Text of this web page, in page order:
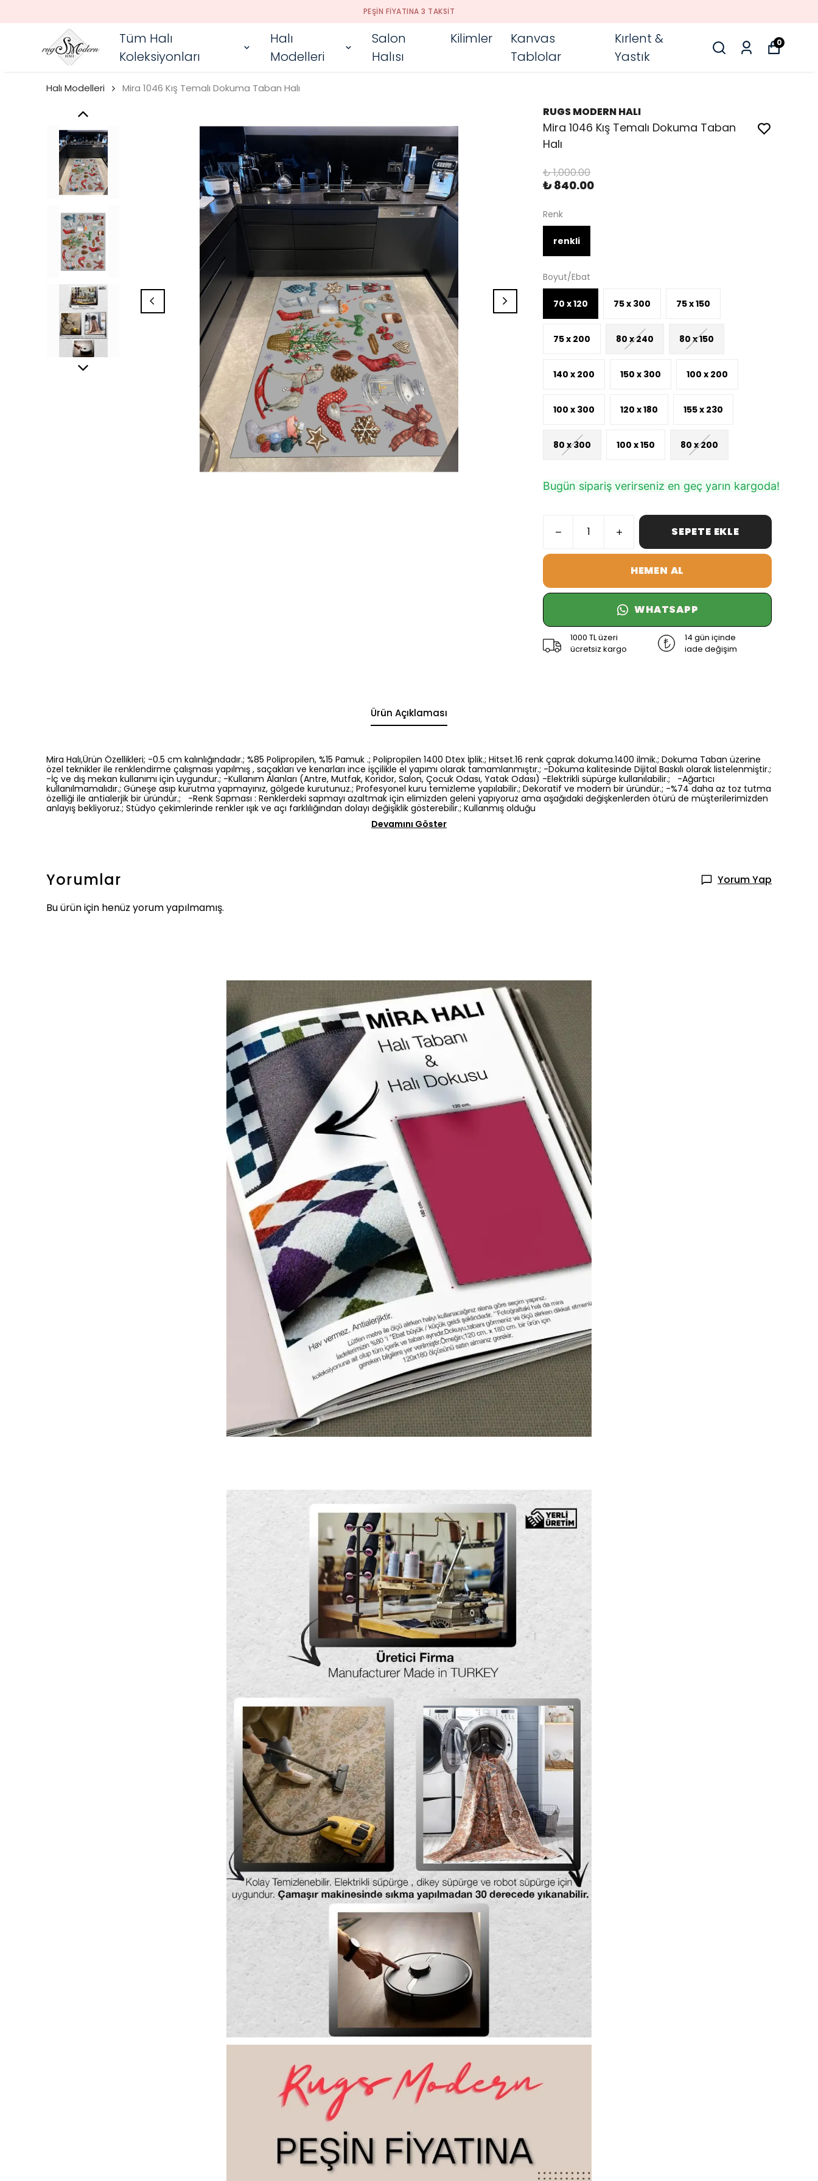
PEŞIN FIYATINA 3 TAKSIT
Tüm Halı
Koleksiyonları
Halı
Modelleri
Salon
Halısı
Kilimler
Kanvas
Tablolar
Kırlent &
Yastık
0
Halı Modelleri Mira 1046 Kış Temalı Dokuma Taban Halı
RUGS MODERN HALI
Mira 1046 Kış Temalı Dokuma Taban
Halı
₺ 1,000.00
₺ 840.00
Renk
renkli
Boyut/Ebat
70 x 120 75 x 300 75 x 150
75 x 200 80 x 240 80 x 150
140 x 200 150 x 300 100 x 200
100 x 300 120 x 180 155 x 230
80 x 300 100 x 150 80 x 200
Bugün sipariş verirseniz en geç yarın kargoda!
SEPETE EKLE
HEMEN AL
WHATSAPP
1000 TL üzeri
ücretsiz kargo
14 gün içinde
iade değişim
Ürün Açıklaması
Mira Halı,Ürün Özellikleri; -0.5 cm kalınlığındadır.; %85 Polipropilen, %15 Pamuk .; Polipropilen 1400 Dtex İplik.; Hitset.16 renk çaprak dokuma.1400 ilmik.; Dokuma Taban üzerine
özel teknikler ile renklendirme çalışması yapılmış , saçakları ve kenarları ince işçilikle el yapımı olarak tamamlanmıştır.; -Dokuma kalitesinde Dijital Baskılı olarak listelenmiştir.;
-İç ve dış mekan kullanımı için uygundur.; -Kullanım Alanları (Antre, Mutfak, Koridor, Salon, Çocuk Odası, Yatak Odası) -Elektrikli süpürge kullanılabilir.; -Ağartıcı
kullanılmamalıdır.; Güneşe asıp kurutma yapmayınız, gölgede kurutunuz.; Profesyonel kuru temizleme yapılabilir.; Dekoratif ve modern bir üründür.; -%74 daha az toz tutma
özelliği ile antialerjik bir üründür.; -Renk Sapması : Renklerdeki sapmayı azaltmak için elimizden geleni yapıyoruz ama aşağıdaki değişkenlerden ötürü de müşterilerimizden
anlayış bekliyoruz.; Stüdyo çekimlerinde renkler ışık ve açı farklılığından dolayı değişiklik gösterebilir.; Kullanmış olduğu
Devamını Göster
Yorumlar
Yorum Yap
Bu ürün için henüz yorum yapılmamış.